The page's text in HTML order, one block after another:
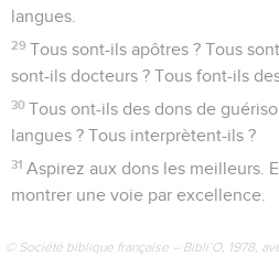
langues.
29 Tous sont-ils apôtres ? Tous
sont-ils docteurs ? Tous font-ils
30 Tous ont-ils des dons de
langues ? Tous interprètent-ils ?
31 Aspirez aux dons les meilleurs.
montrer une voie par excellence.
© Société biblique française – Bibli’O, 1978,